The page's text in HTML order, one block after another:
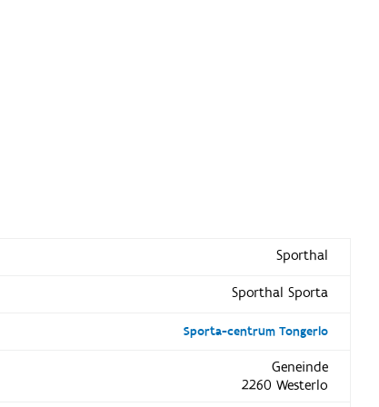
Sporthal
Sporthal Sporta
Sporta-centrum Tongerlo
Geneinde
2260 Westerlo